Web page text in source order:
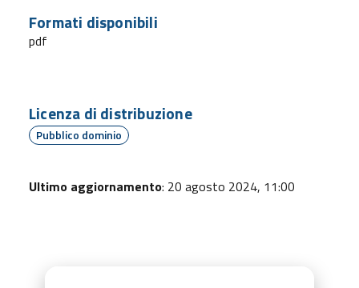
Formati disponibili
pdf
Licenza di distribuzione
Pubblico dominio
Ultimo aggiornamento: 20 agosto 2024, 11:00